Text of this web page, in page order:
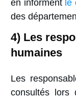
en informent le
des
4) Les
humaines
Les
consultés lors